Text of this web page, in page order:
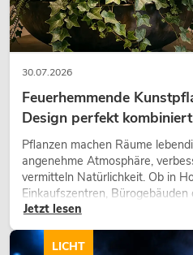
30.07.2026
Feuerhemmende
Design perfekt kombiniert
Pflanzen machen Räume
angenehme Atmosphäre,
vermitteln Natürlichkeit. Ob in
Einkaufszentren,
eine hochwertige Begrünung
Jetzt lesen
LICHT